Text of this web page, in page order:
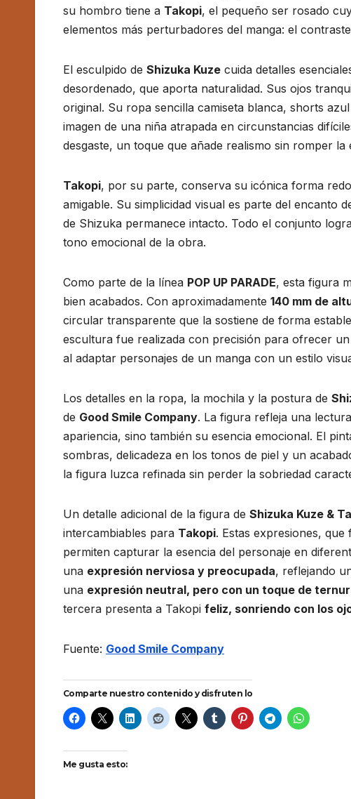
su hombro tiene a Takopi, el pequeño ser rosado
elementos más perturbadores del manga: el
El esculpido de Shizuka Kuze cuida detalles
desordenado, que aporta naturalidad. Sus ojos
original. Su ropa sencilla camiseta blanca, shorts
imagen de una niña atrapada en circunstancias
desgaste, un toque que añade realismo sin romper la
Takopi, por su parte, conserva su icónica forma
amigable. Su simplicidad visual es parte del encanto
de Shizuka permanece intacto. Todo el conjunto
tono emocional de la obra.
Como parte de la línea POP UP PARADE, esta figura
bien acabados. Con aproximadamente 140 mm de
circular transparente que la sostiene de forma
escultura fue realizada con precisión para ofrecer
al adaptar personajes de un manga con un estilo
Los detalles en la ropa, la mochila y la postura de
de Good Smile Company. La figura refleja una
apariencia, sino también su esencia emocional. El
sombras, delicadeza en los tonos de piel y un
la figura luzca refinada sin perder la sobriedad
Un detalle adicional de la figura de Shizuka Kuze &
intercambiables para Takopi. Estas expresiones,
permiten capturar la esencia del personaje en
una expresión nerviosa y preocupada, reflejando
una expresión neutral, pero con un toque de
tercera presenta a Takopi feliz, sonriendo con los
Fuente: Good Smile Company
Comparte nuestro contenido y disfruten lo
Me gusta esto: